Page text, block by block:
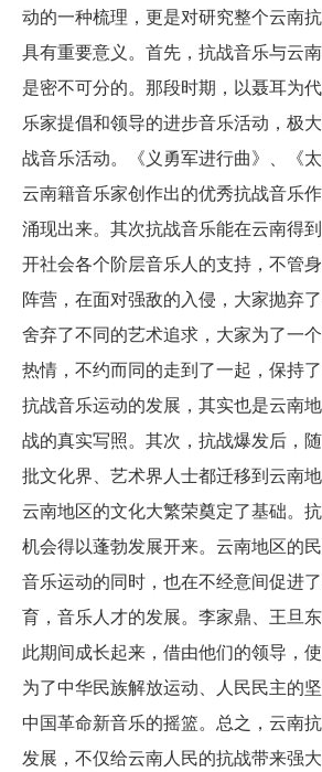
动的一种梳理，更是对研究整个云南
具有重要意义。首先，抗战音乐与云
是密不可分的。那段时期，以聂耳为
乐家提倡和领导的进步音乐活动，极
战音乐活动。《义勇军进行曲》、《
云南籍音乐家创作出的优秀抗战音乐
涌现出来。其次抗战音乐能在云南得
开社会各个阶层音乐人的支持，不管
阵营，在面对强敌的入侵，大家抛弃
舍弃了不同的艺术追求，大家为了一
热情，不约而同的走到了一起，保持
抗战音乐运动的发展，其实也是云南
战的真实写照。其次，抗战爆发后，
批文化界、艺术界人士都迁移到云南
云南地区的文化大繁荣奠定了基础。
机会得以蓬勃发展开来。云南地区的
音乐运动的同时，也在不经意间促进
育，音乐人才的发展。李家鼎、王旦
此期间成长起来，借由他们的领导，
为了中华民族解放运动、人民民主的
中国革命新音乐的摇篮。总之，云南
发展，不仅给云南人民的抗战带来强